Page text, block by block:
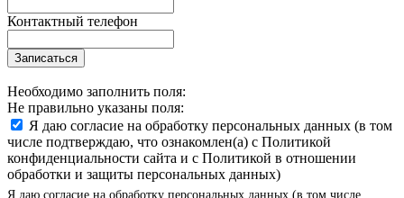
Контактный телефон
Записаться
Необходимо заполнить поля:
Не правильно указаны поля:
Я даю согласие на обработку персональных данных (в том
числе подтверждаю, что ознакомлен(а) с Политикой
конфиденциальности сайта и с Политикой в отношении
обработки и защиты персональных данных)
Я даю согласие на обработку персональных данных (в том числе